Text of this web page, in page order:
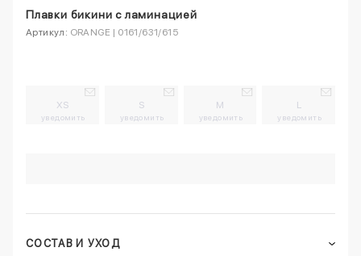
Плавки бикини с ламинацией
Артикул: ORANGE | 0161/631/615
XS
уведомить
S
уведомить
M
уведомить
L
уведомить
СОСТАВ И УХОД